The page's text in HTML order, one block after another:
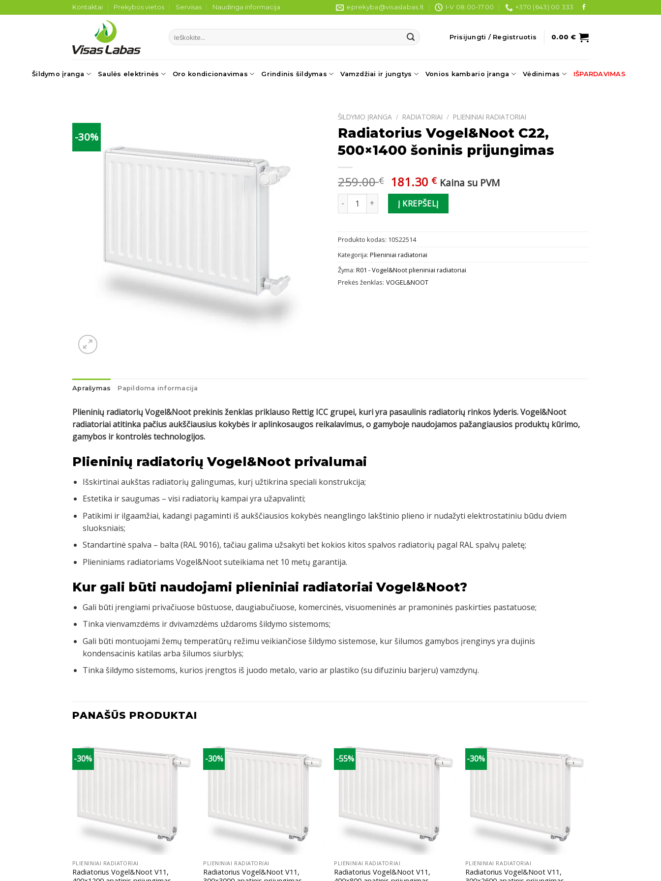
to
Kontaktai Prekybos vietos Servisas Naudinga informacija eprekyba@visaslabas.lt I-V 08.00-17.00 +370 (643) 00 333
Ieškoti: Prisijungti / Registruotis 0.00€
Šildymo įranga Saulės elektrinės Oro kondicionavimas Grindinis šildymas Vamzdžiai ir jungtys Vonios kambario įranga Vėdinimas IŠPARDAVIMAS
-30%
ŠILDYMO ĮRANGA / RADIATORIAI / PLIENINIAI RADIATORIAI
Radiatorius Vogel&Noot C22,
500×1400 šoninis prijungimas
259.00€ Original
price
was:
259.00 €.
181.30 €Current
price
is:
181.30 €.
Kaina su PVM
produkto kiekis: Radiatorius Vogel&Noot C22, 500x1400 šoninis prijungimas
Į KREPŠELĮ
Produkto kodas: 10S22514
Kategorija: Plieniniai radiatoriai
Žyma: R01 - Vogel&Noot plieniniai radiatoriai
Prekės ženklas: VOGEL&NOOT
Aprašymas Papildoma informacija
Plieninių radiatorių Vogel&Noot prekinis ženklas priklauso Rettig ICC grupei, kuri yra pasaulinis radiatorių rinkos lyderis. Vogel&Noot
radiatoriai atitinka pačius aukščiausius kokybės ir aplinkosaugos reikalavimus, o gamyboje naudojamos pažangiausios produktų kūrimo,
gamybos ir kontrolės technologijos.
Plieninių radiatorių Vogel&Noot privalumai
Išskirtinai aukštas radiatorių galingumas, kurį užtikrina speciali konstrukcija;
Estetika ir saugumas – visi radiatorių kampai yra užapvalinti;
Patikimi ir ilgaamžiai, kadangi pagaminti iš aukščiausios kokybės neanglingo lakštinio plieno ir nudažyti elektrostatiniu būdu dviem
sluoksniais;
Standartinė spalva – balta (RAL 9016), tačiau galima užsakyti bet kokios kitos spalvos radiatorių pagal RAL spalvų paletę;
Plieniniams radiatoriams Vogel&Noot suteikiama net 10 metų garantija.
Kur gali būti naudojami plieniniai radiatoriai Vogel&Noot?
Gali būti įrengiami privačiuose būstuose, daugiabučiuose, komercinės, visuomeninės ar pramoninės paskirties pastatuose;
Tinka vienvamzdėms ir dvivamzdėms uždaroms šildymo sistemoms;
Gali būti montuojami žemų temperatūrų režimu veikiančiose šildymo sistemose, kur šilumos gamybos įrenginys yra dujinis
kondensacinis katilas arba šilumos siurblys;
Tinka šildymo sistemoms, kurios įrengtos iš juodo metalo, vario ar plastiko (su difuziniu barjeru) vamzdynų.
PANAŠŪS PRODUKTAI
-30%
PLIENINIAI RADIATORIAI
Radiatorius Vogel&Noot V11,
-30%
PLIENINIAI RADIATORIAI
Radiatorius Vogel&Noot V11,
-55%
PLIENINIAI RADIATORIAI
Radiatorius Vogel&Noot V11,
-30%
PLIENINIAI RADIATORIAI
Radiatorius Vogel&Noot V11,